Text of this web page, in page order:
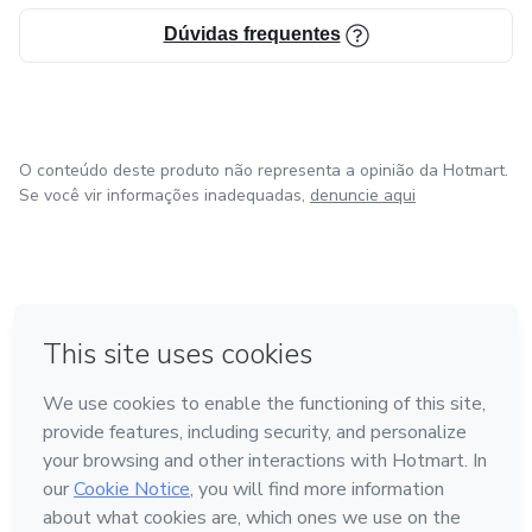
Dúvidas frequentes
O conteúdo deste produto não representa a opinião da Hotmart.
Se você vir informações inadequadas, denuncie aqui
Feito com ❤
em Belo Horizonte
na Cidade do México